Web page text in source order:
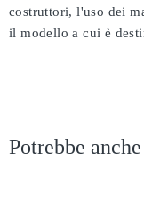
costruttori, l'uso dei
il modello a cui è
Potrebbe